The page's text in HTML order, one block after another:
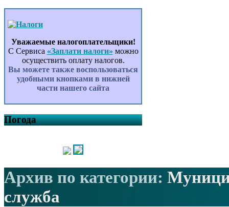
Уважаемые налогоплательщики!
С Сервиса «Заплати налоги» можно
осуществить оплату налогов.
Вы можете также воспользоваться
удобными кнопками в нижней
части нашего сайта
Погода
Архив по категории:
служба